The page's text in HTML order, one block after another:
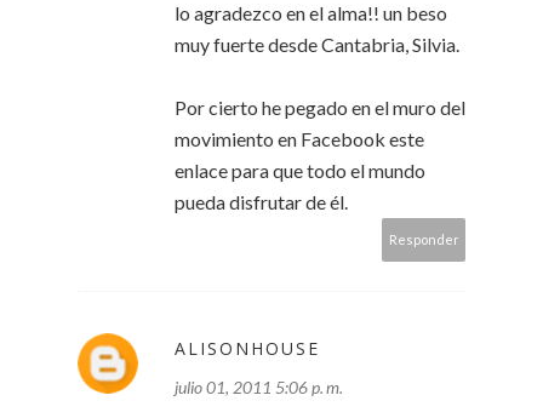
lo agradezco en el alma!! un beso
muy fuerte desde Cantabria, Silvia.
Por cierto he pegado en el muro del
movimiento en Facebook este
enlace para que todo el mundo
pueda disfrutar de él.
Responder
ALISONHOUSE
julio 01, 2011 5:06 p. m.